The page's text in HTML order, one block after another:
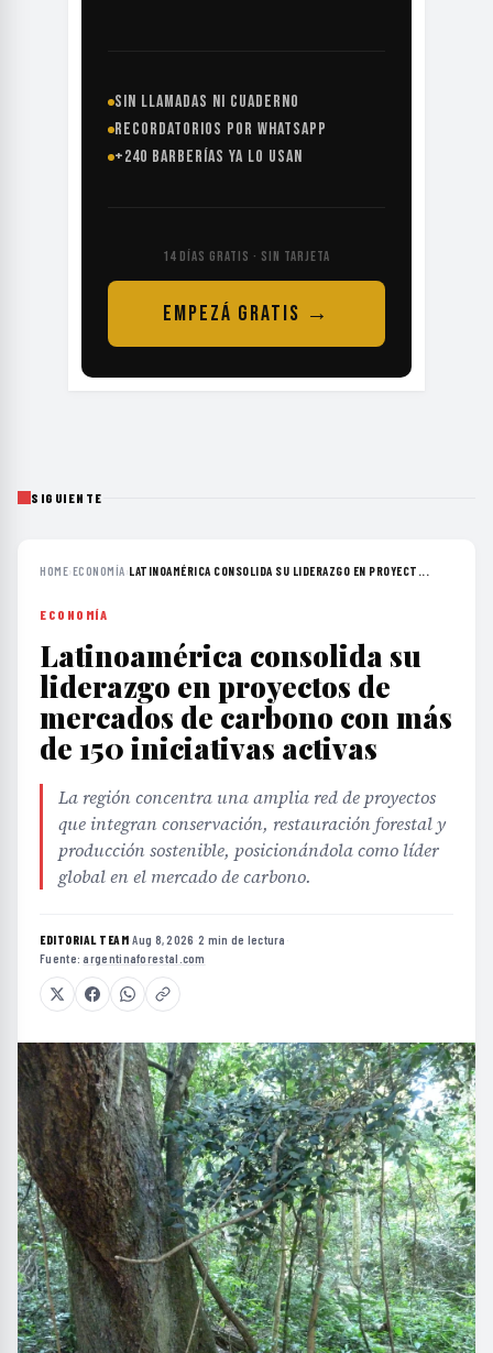
SIN LLAMADAS NI CUADERNO
RECORDATORIOS POR WHATSAPP
+240 BARBERÍAS YA LO USAN
14 DÍAS GRATIS · SIN TARJETA
EMPEZÁ GRATIS →
SIGUIENTE
HOME›ECONOMÍA›LATINOAMÉRICA CONSOLIDA SU LIDERAZGO EN PROYECT...
ECONOMÍA
Latinoamérica consolida su
liderazgo en proyectos de
mercados de carbono con más
de 150 iniciativas activas
La región concentra una amplia red de proyectos
que integran conservación, restauración forestal y
producción sostenible, posicionándola como líder
global en el mercado de carbono.
EDITORIAL TEAM·Aug 8, 2026 ·2 min de lectura ·
Fuente:argentinaforestal.com